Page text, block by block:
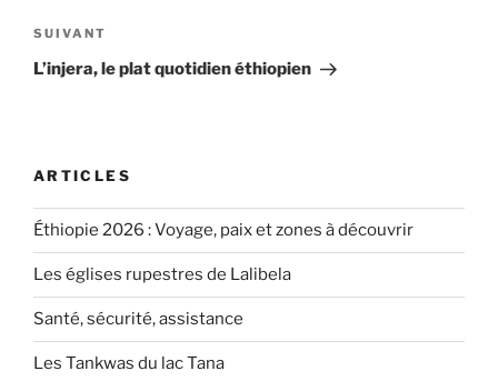
Article
suivant
SUIVANT
L’injera, le plat quotidien éthiopien
ARTICLES
Éthiopie 2026 : Voyage, paix et zones à découvrir
Les églises rupestres de Lalibela
Santé, sécurité, assistance
Les Tankwas du lac Tana